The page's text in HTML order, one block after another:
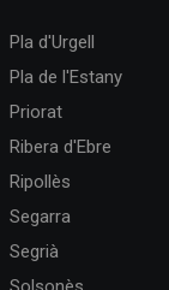
Pla d'Urgell
Pla de l'Estany
Priorat
Ribera d'Ebre
Ripollès
Segarra
Segrià